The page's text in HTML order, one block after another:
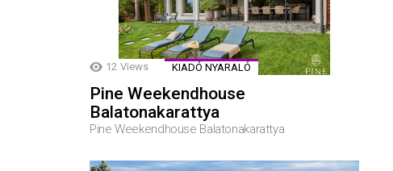
12 Views KIADÓ NYARALÓ
Pine Weekendhouse
Balatonakarattya
Pine Weekendhouse Balatonakarattya